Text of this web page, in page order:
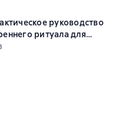
руководство
ритуала для
и долголетия
5 на основе 1 оценок